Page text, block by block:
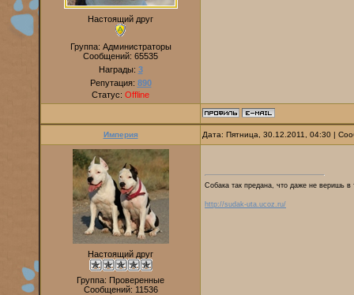
Настоящий друг
Группа: Администраторы
Сообщений: 65535
Награды: 3
Репутация: 890
Статус: Offline
Империя Дата: Пятница, 30.12.2011, 04:30 |
Настоящий друг
Группа: Проверенные
Сообщений: 11536
Собака так предана, что даже не веришь
http://sudak-uta.ucoz.ru/